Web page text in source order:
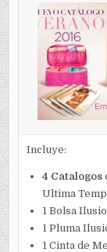
Incluye:
4 Catalogos
Ultima
1 Bolsa
1 Pluma
1 Cinta de